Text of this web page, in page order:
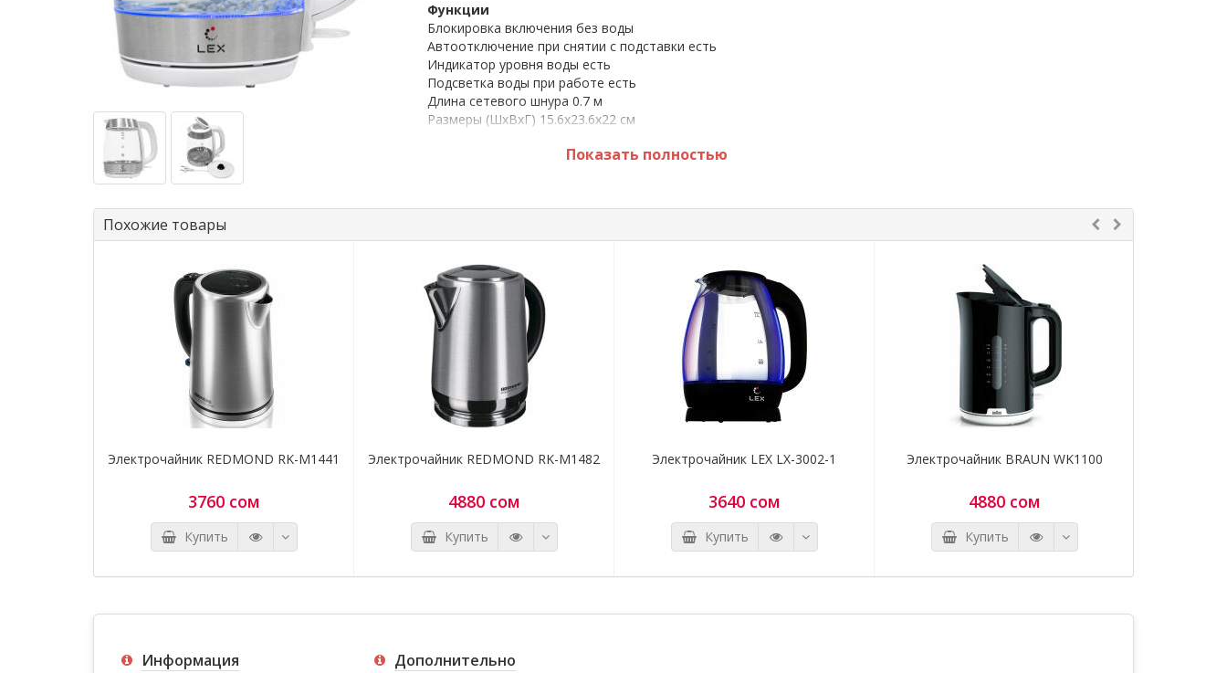
Функции
Блокировка включения без воды
Автоотключение при снятии с подставки есть
Индикатор уровня воды есть
Подсветка воды при работе есть
Длина сетевого шнура 0.7 м
Размеры (ШхВхГ) 15.6x23.6x22 см
фирмой-производителем без предварительного
страны продажи). Во избежание проблем свяжитесь с
нашими консультантами.
*** Если вы заметили ошибку в описании, пожалуйста, сообщите
нам по адресу:
kupi.kg@mail.ru либо по тел.:
0775 97 16 49, 0700 97
16 49
Показать полностью
Похожие товары
Электрочайник REDMOND RK-M1441
3760 сом
Купить
Электрочайник REDMOND RK-M1482
4880 сом
Купить
Электрочайник LEX LX-3002-1
3640 сом
Купить
Электрочайник BRAUN WK1100
4880 сом
Купить
Информация Дополнительно